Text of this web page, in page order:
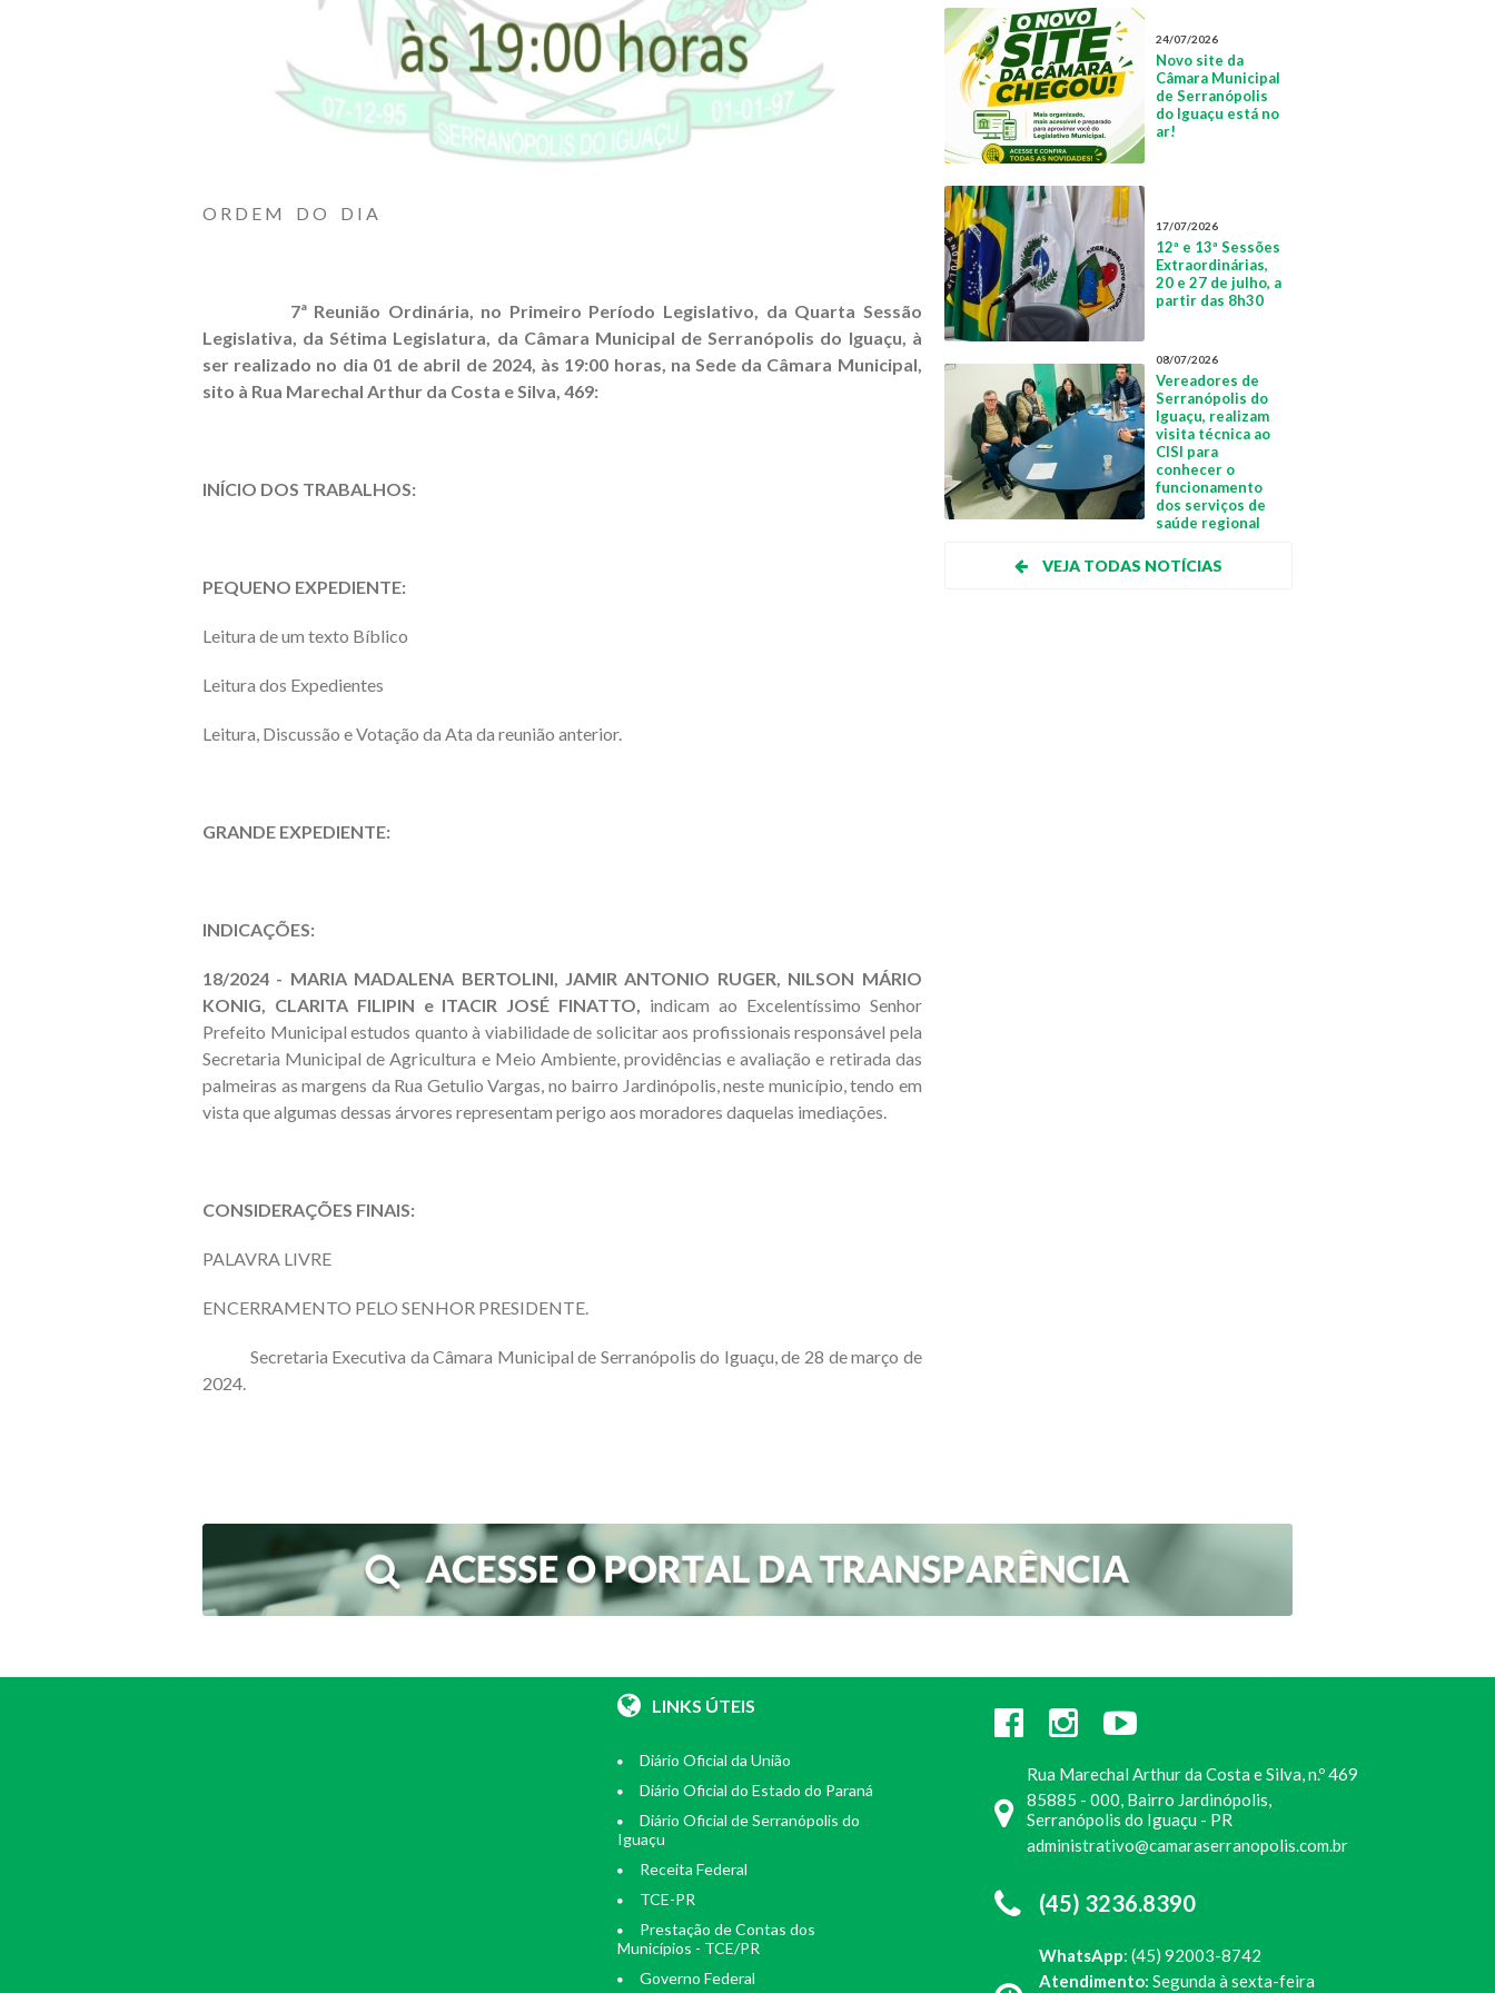
O R D E M D O D I A
7ª Reunião Ordinária, no Primeiro Período Legislativo, da Quarta Sessão
Legislativa, da Sétima Legislatura, da Câmara Municipal de Serranópolis do Iguaçu, à
ser realizado no dia 01 de abril de 2024, às 19:00 horas, na Sede da Câmara Municipal,
sito à Rua Marechal Arthur da Costa e Silva, 469:
INÍCIO DOS TRABALHOS:
PEQUENO EXPEDIENTE:
Leitura de um texto Bíblico
Leitura dos Expedientes
Leitura, Discussão e Votação da Ata da reunião anterior.
GRANDE EXPEDIENTE:
INDICAÇÕES:
18/2024 - MARIA MADALENA BERTOLINI, JAMIR ANTONIO RUGER, NILSON MÁRIO
KONIG, CLARITA FILIPIN e ITACIR JOSÉ FINATTO, indicam ao Excelentíssimo Senhor
Prefeito Municipal estudos quanto à viabilidade de solicitar aos profissionais responsável pela
Secretaria Municipal de Agricultura e Meio Ambiente, providências e avaliação e retirada das
palmeiras as margens da Rua Getulio Vargas, no bairro Jardinópolis, neste município, tendo em
vista que algumas dessas árvores representam perigo aos moradores daquelas imediações.
CONSIDERAÇÕES FINAIS:
PALAVRA LIVRE
ENCERRAMENTO PELO SENHOR PRESIDENTE.
Secretaria Executiva da Câmara Municipal de Serranópolis do Iguaçu, de 28 de março de
2024.
24/07/2026
Novo site da
Câmara Municipal
de Serranópolis
do Iguaçu está no
ar!
17/07/2026
12ª e 13ª Sessões
Extraordinárias,
20 e 27 de julho, a
partir das 8h30
08/07/2026
Vereadores de
Serranópolis do
Iguaçu, realizam
visita técnica ao
CISI para
conhecer o
funcionamento
dos serviços de
saúde regional
VEJA TODAS NOTÍCIAS
LINKS ÚTEIS
Diário Oficial da União
Diário Oficial do Estado do Paraná
Diário Oficial de Serranópolis do
Iguaçu
Receita Federal
TCE-PR
Prestação de Contas dos
Municípios - TCE/PR
Governo Federal
Rua Marechal Arthur da Costa e Silva, n.º 469
85885 - 000, Bairro Jardinópolis,
Serranópolis do Iguaçu - PR
administrativo@camaraserranopolis.com.br
(45) 3236.8390
WhatsApp: (45) 92003-8742
Atendimento: Segunda à sexta-feira